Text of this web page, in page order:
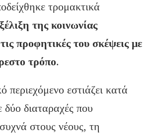
τρομακτικά
της κοινωνίας
προφητικές του σκέψεις με
τρόπο.
περιεχόμενο εστιάζει κατά
δύο διαταραχές που
στους νέους, τη